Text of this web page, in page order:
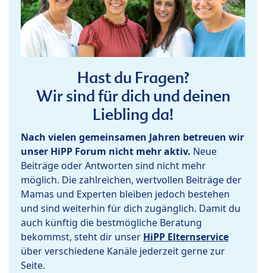
Hast du Fragen?
Wir sind für dich und deinen
Liebling da!
Nach vielen gemeinsamen Jahren betreuen wir
unser HiPP Forum nicht mehr aktiv. Neue
Beiträge oder Antworten sind nicht mehr
möglich. Die zahlreichen, wertvollen Beiträge der
Mamas und Experten bleiben jedoch bestehen
und sind weiterhin für dich zugänglich. Damit du
auch künftig die bestmögliche Beratung
bekommst, steht dir unser HiPP Elternservice
über verschiedene Kanäle jederzeit gerne zur
Seite.